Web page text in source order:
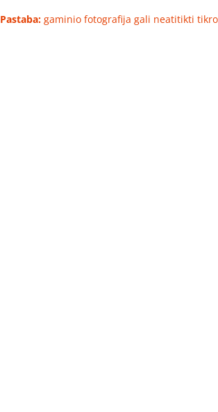
Pastaba: gaminio fotografija gali neatitikti